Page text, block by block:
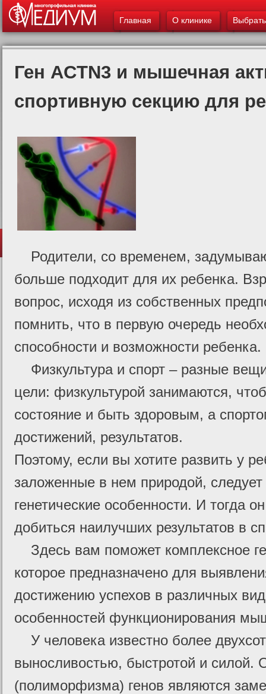
Главная
О клинике
Ген ACTN3 и мышечная
спортивную секцию для
Родители, со временем,
больше подходит для их ребенка.
вопрос, исходя из собственных
помнить, что в первую очередь
способности и возможности ребенка.
Физкультура и спорт – разные
цели: физкультурой занимаются,
состояние и быть здоровым, а
достижений, результатов.
Поэтому, если вы хотите развить у
заложенные в нем природой,
генетические особенности. И тогда
добиться наилучших результатов в
Здесь вам поможет комплексное
которое предназначено для
достижению успехов в различных
особенностей функционирования
У человека известно более
выносливостью, быстротой и силой.
(полиморфизма) генов являются